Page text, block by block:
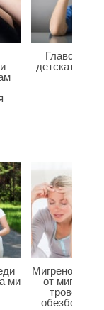
детската
ми
Мигренон ме
от
тровенето